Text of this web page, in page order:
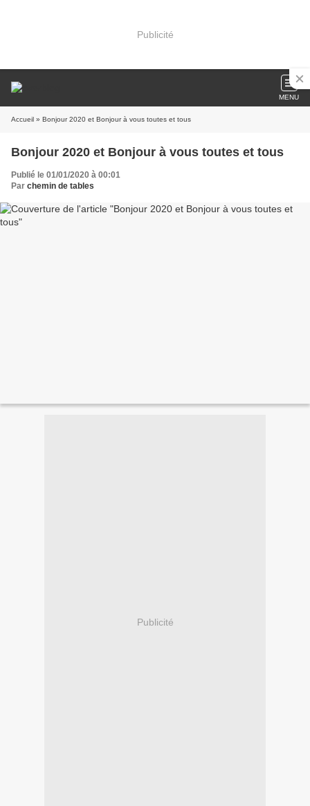
Publicité
MENU
Accueil » Bonjour 2020 et Bonjour à vous toutes et tous
Bonjour 2020 et Bonjour à vous toutes et tous
Publié le 01/01/2020 à 00:01
Par chemin de tables
Publicité